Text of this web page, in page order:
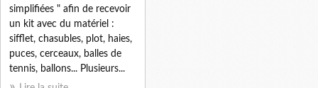
simplifiées " afin de recevoir
un kit avec du matériel :
sifflet, chasubles, plot, haies,
puces, cerceaux, balles de
tennis, ballons... Plusieurs...